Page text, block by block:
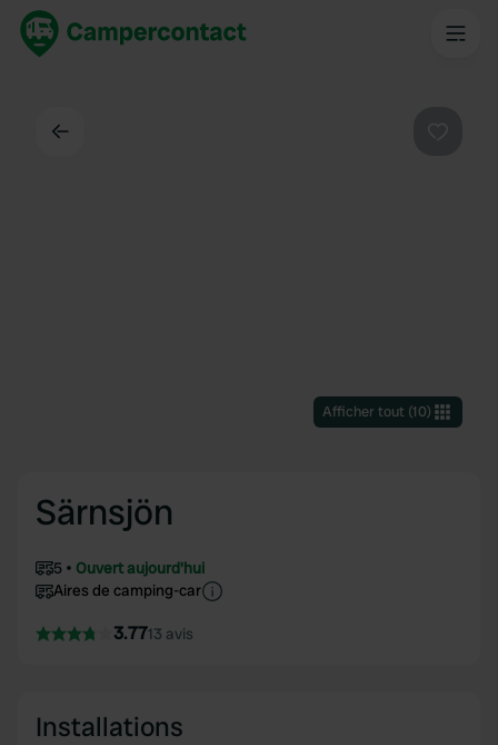
Afficher tout(10)
Särnsjön
5
Ouvert aujourd'hui
Aires de camping-car
3.7713 avis
Installations